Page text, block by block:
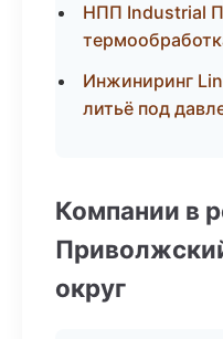
НПП Industrial
Инжиниринг
литьё под
Компании в
округ